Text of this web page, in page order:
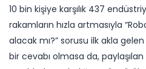
10 bin kişiye karşılık 437
rakamların hızla artmasıyla
alacak mı?” sorusu ilk akla
bir cevabı olmasa da,